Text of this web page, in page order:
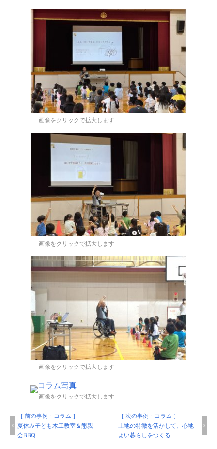
画像をクリックで拡大します
画像をクリックで拡大します
画像をクリックで拡大します
画像をクリックで拡大します
［ 前の事例・コラム ］
夏休み子ども木工教室＆懇親
会BBQ
［ 次の事例・コラム ］
土地の特徴を活かして、心地
よい暮らしをつくる